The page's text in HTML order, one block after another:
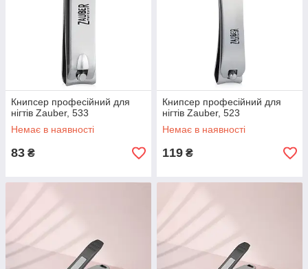
Книпсер професійний для
нігтів Zauber, 533
Немає в наявності
83 ₴
Книпсер професійний для
нігтів Zauber, 523
Немає в наявності
119 ₴